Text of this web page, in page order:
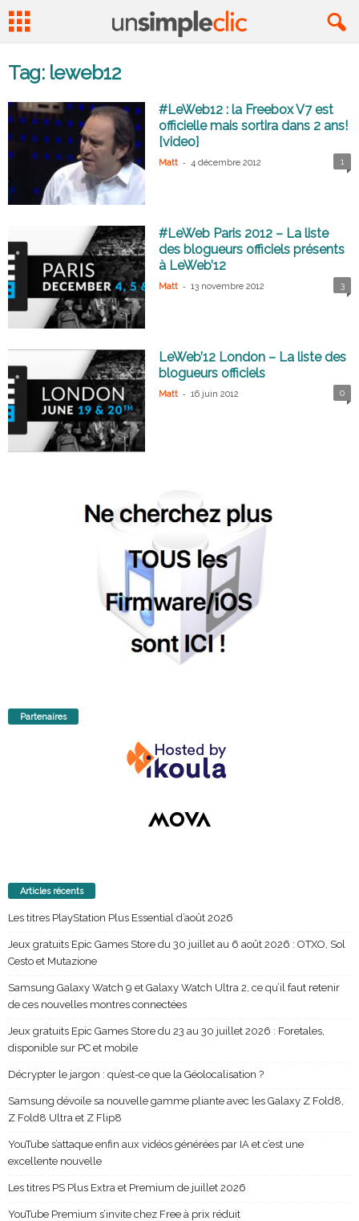
Tag: leweb12
#LeWeb12 : la Freebox V7 est
officielle mais sortira dans 2 ans!
[video]
Matt - 4 décembre 2012 1
#LeWeb Paris 2012 – La liste
des blogueurs officiels présents
à LeWeb’12
Matt - 13 novembre 2012 3
LeWeb’12 London – La liste des
blogueurs officiels
Matt - 16 juin 2012 0
Partenaires
Articles récents
Les titres PlayStation Plus Essential d’août 2026
Jeux gratuits Epic Games Store du 30 juillet au 6 août 2026 : OTXO, Sol
Cesto et Mutazione
Samsung Galaxy Watch 9 et Galaxy Watch Ultra 2, ce qu’il faut retenir
de ces nouvelles montres connectées
Jeux gratuits Epic Games Store du 23 au 30 juillet 2026 : Foretales,
disponible sur PC et mobile
Décrypter le jargon : qu’est-ce que la Géolocalisation ?
Samsung dévoile sa nouvelle gamme pliante avec les Galaxy Z Fold8,
Z Fold8 Ultra et Z Flip8
YouTube s’attaque enfin aux vidéos générées par IA et c’est une
excellente nouvelle
Les titres PS Plus Extra et Premium de juillet 2026
YouTube Premium s’invite chez Free à prix réduit